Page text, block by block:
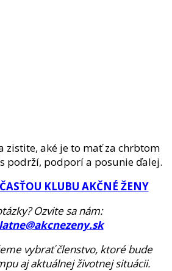
zistite, aké je to mať za chrbtom
podrží, podporí a posunie ďalej.
KLUBU AKČNÉ ŽENY
Ozvite sa nám:
vybrať členstvo, ktoré bude
aj aktuálnej životnej situácii.